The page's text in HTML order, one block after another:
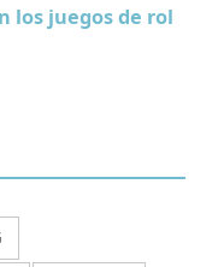
los juegos de rol